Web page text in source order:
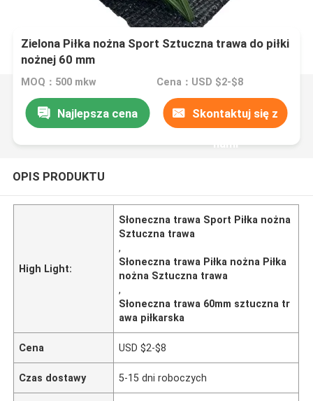
Zielona Piłka nożna Sport Sztuczna trawa do piłki
nożnej 60 mm
MOQ：500 mkw Cena：USD $2-$8
Najlepsza cena Skontaktuj się z
nami
OPIS PRODUKTU
High Light:
Słoneczna trawa Sport Piłka nożna
Sztuczna trawa
,
Słoneczna trawa Piłka nożna Piłka
nożna Sztuczna trawa
,
Słoneczna trawa 60mm sztuczna tr
awa piłkarska
Cena USD $2-$8
Czas dostawy 5-15 dni roboczych